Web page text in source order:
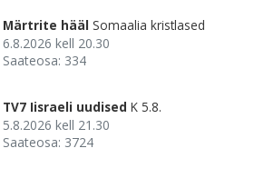
Märtrite hääl Somaalia kristlased
6.8.2026 kell 20.30
Saateosa: 334
TV7 Iisraeli uudised K 5.8.
5.8.2026 kell 21.30
Saateosa: 3724